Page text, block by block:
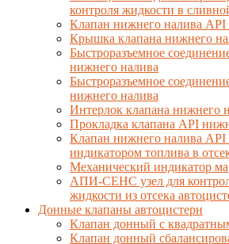
контроля жидкости в
Клапан нижнего налива
Крышка клапана нижнего
Быстроразъемное
нижнего налива
Быстроразъемное
нижнего налива
Интерлок клапана нижнего
Прокладка клапана API
Клапан нижнего налива API
индикатором топлива в
Механический индикатор
АПИ-СЕНС узел для
жидкости из отсека
Донные клапаны автоцистерн
Клапан донный с
Клапан донный